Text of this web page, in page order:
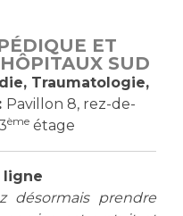
en ligne
techniques
ET
SUD
Traumatologie,
Pavillon 8, rez-de-
ème étage
ligne
désormais prendre